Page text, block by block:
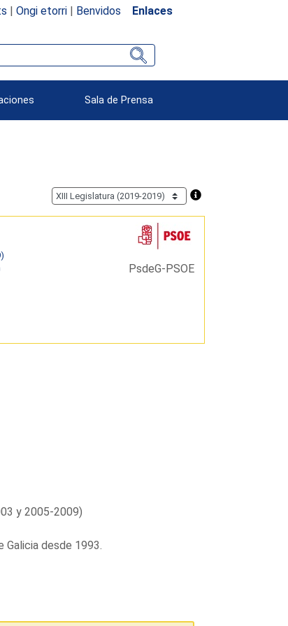
| Ongi etorri| Benvidos Enlaces
Sala de Prensa
PsdeG-PSOE
y 2005-2009)
Galicia desde 1993.